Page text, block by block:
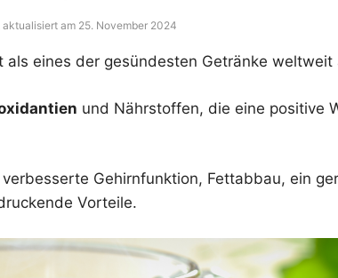
am 25. November 2024
als eines der gesündesten Getränke weltweit
und Nährstoffen, die eine positive
Gehirnfunktion, Fettabbau, ein
Vorteile.